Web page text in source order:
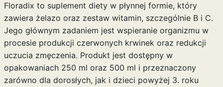
Floradix to suplement diety w płynnej formie, który
zawiera żelazo oraz zestaw witamin, szczególnie B i C.
Jego głównym zadaniem jest wspieranie organizmu w
procesie produkcji czerwonych krwinek oraz redukcji
uczucia zmęczenia. Produkt jest dostępny w
opakowaniach 250 ml oraz 500 ml i przeznaczony
zarówno dla dorosłych, jak i dzieci powyżej 3. roku